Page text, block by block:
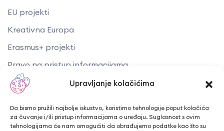
Upravljanje kolačićima
Da bismo pružili najbolje iskustvo, koristimo tehnologije poput kolačića
za čuvanje i/ili pristup informacijama o uređaju. Suglasnost s ovim
tehnologijama će nam omogućiti da obrađujemo podatke kao što su
EU projekti
Kreativna Europa
Erasmus+ projekti
​​​​​​​Pravo na pristup informacijama
Arhiva objava
Kontaktirajte nas